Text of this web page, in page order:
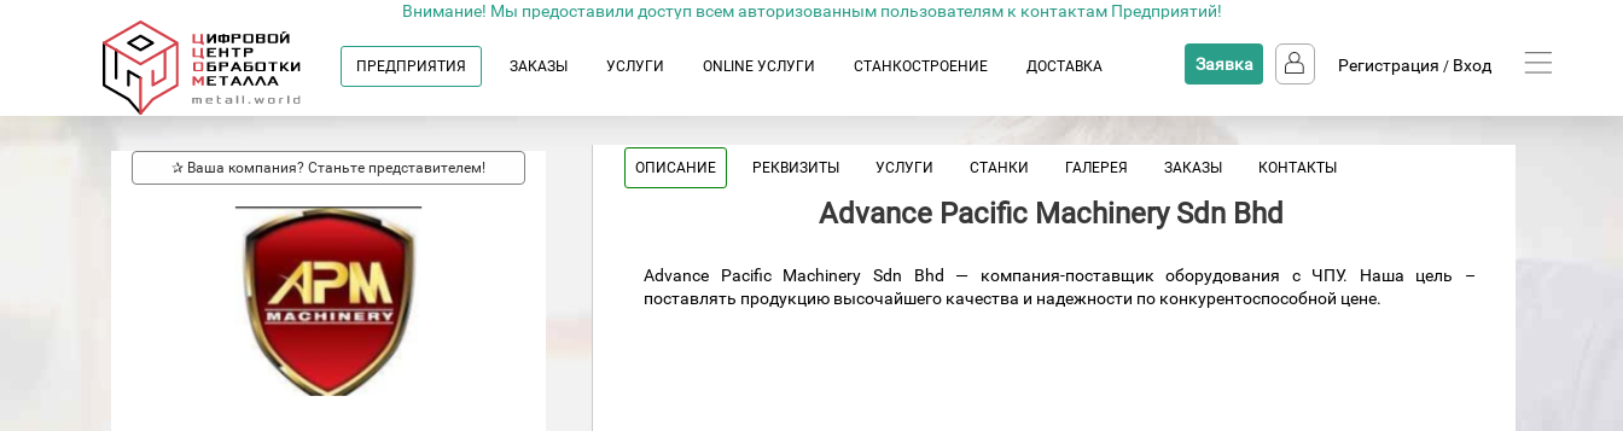
Внимание! Мы предоставили доступ всем авторизованным пользователям к контактам Предприятий!
ПРЕДПРИЯТИЯ ЗАКАЗЫ УСЛУГИ ONLINE УСЛУГИ СТАНКОСТРОЕНИЕ ДОСТАВКА Заявка Регистрация / Вход
✰ Ваша компания? Станьте представителем! ОПИСАНИЕ РЕКВИЗИТЫ УСЛУГИ СТАНКИ ГАЛЕРЕЯ ЗАКАЗЫ КОНТАКТЫ
Advance Pacific Machinery Sdn Bhd
Advance Pacific Machinery Sdn Bhd — компания-поставщик оборудования с ЧПУ. Наша цель –
поставлять продукцию высочайшего качества и надежности по конкурентоспособной цене.